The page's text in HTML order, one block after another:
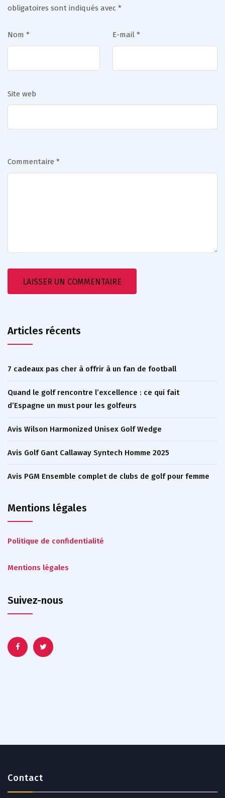
obligatoires sont indiqués avec *
Nom * E-mail *
Site web
Commentaire *
Articles récents
7 cadeaux pas cher à offrir à un fan de football
Quand le golf rencontre l’excellence : ce qui fait
d’Espagne un must pour les golfeurs
Avis Wilson Harmonized Unisex Golf Wedge
Avis Golf Gant Callaway Syntech Homme 2025
Avis PGM Ensemble complet de clubs de golf pour femme
Mentions légales
Politique de confidentialité
Mentions légales
Suivez-nous
Contact